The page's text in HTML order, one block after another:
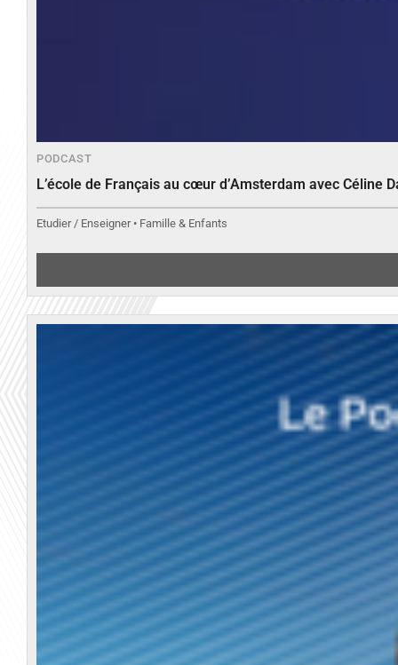
PODCAST
L’école de Français au cœur d’Amsterdam avec Céline
Etudier / Enseigner • Famille & Enfants